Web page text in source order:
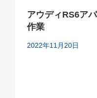
アウディRS6ア
作業
2022年11月20日